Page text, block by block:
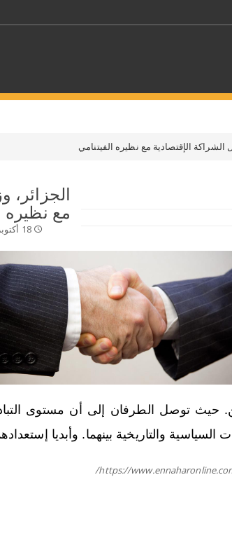
حدد الفئة
الإقتصادية مع نظيره الفيتنامي
الجزائر،
مع نظيره
18 أكتوبر 2023 /
حيث توصل الطرفان إلى أن مستوى
السياسية والتاريخية بينهما. وأبديا
https://